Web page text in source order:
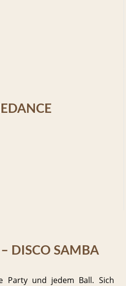
DISCO SAMBA
Party und jedem Ball. Sich